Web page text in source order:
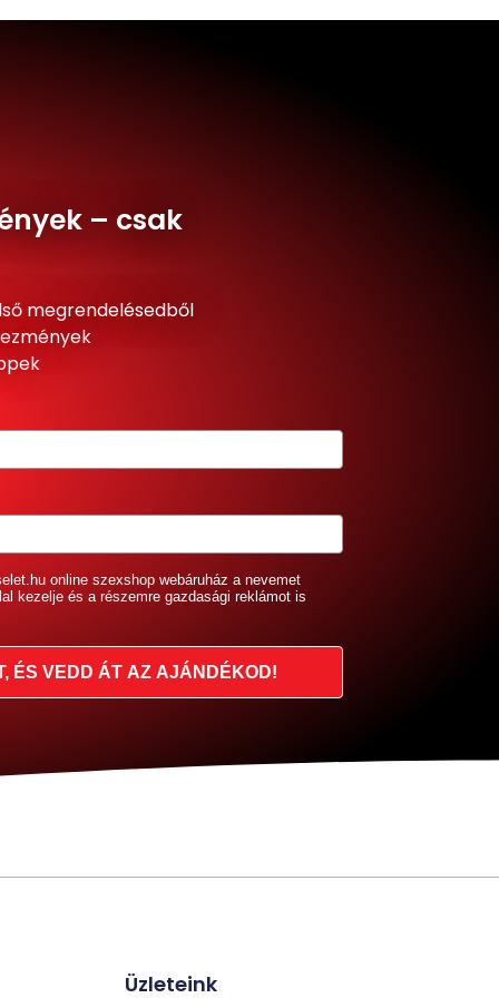
– csak
megrendelésedből
online szexshop webáruház a nevemet
kezelje és a részemre gazdasági reklámot is
ÉS VEDD ÁT AZ AJÁNDÉKOD!
Üzleteink